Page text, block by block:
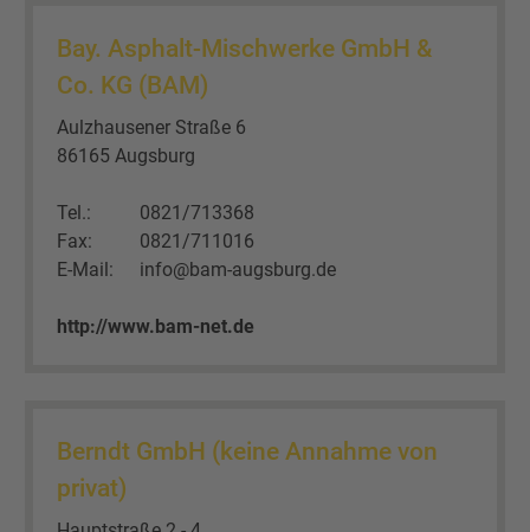
Bay. Asphalt-Mischwerke GmbH &
Co. KG (BAM)
Aulzhausener Straße 6
86165 Augsburg
Tel.:
0821/713368
Fax:
0821/711016
E-Mail:
info@bam-augsburg.de
http://www.bam-net.de
Berndt GmbH (keine Annahme von
privat)